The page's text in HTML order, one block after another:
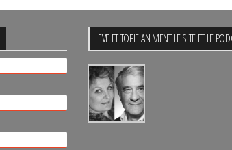
EVE ET TOFIE ANIMENT LE SITE ET LE